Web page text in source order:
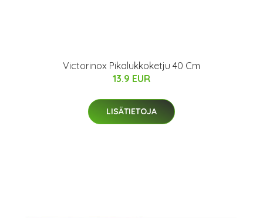
Victorinox Pikalukkoketju 40 Cm
13.9 EUR
LISÄTIETOJA